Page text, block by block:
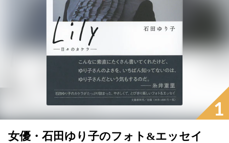
1
女優・石田ゆり子のフォト&エッセイ